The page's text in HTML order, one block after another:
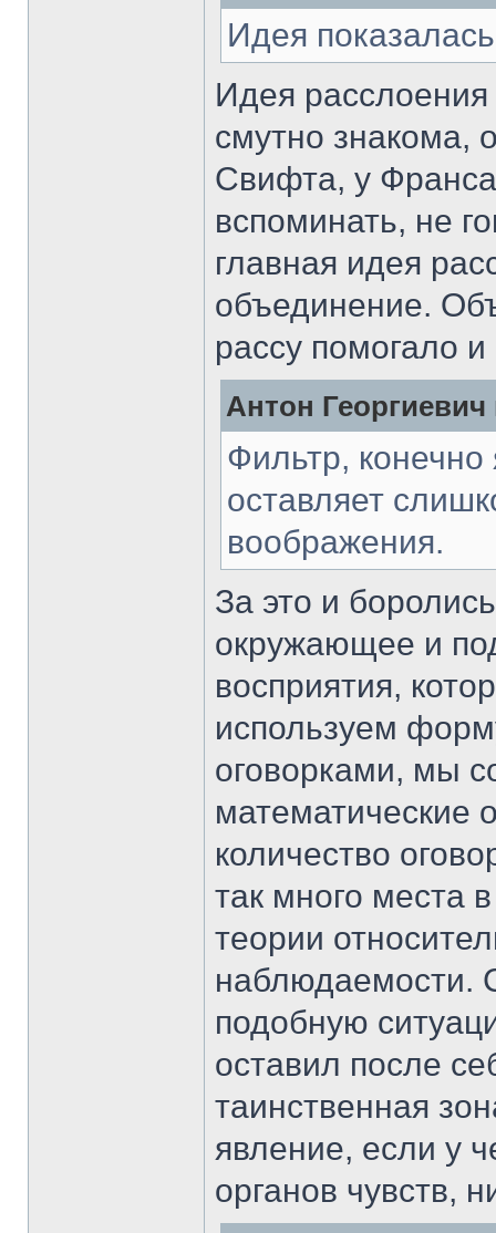
Идея
Идея расслоения
смутно знакома,
Свифта, у
вспоминать, не
главная идея
объединение.
рассу помогало
Антон Георгиевич
Фильтр,
оставляет
воображения.
За это и
окружающее и
восприятия,
используем
оговорками, мы
математические
количество
так много места
теории
наблюдаемости.
подобную
оставил после
таинственная
явление, если у
органов чувств,